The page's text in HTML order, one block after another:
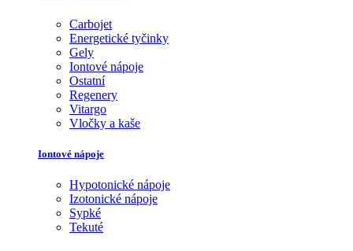
Carbojet
Energetické tyčinky
Gely
Iontové nápoje
Ostatní
Regenery
Vitargo
Vločky a kaše
Iontové nápoje
Hypotonické nápoje
Izotonické nápoje
Sypké
Tekuté